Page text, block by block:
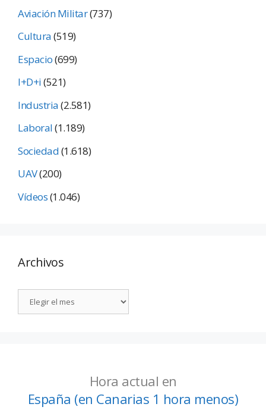
Aviación Militar(737)
Cultura(519)
Espacio(699)
I+D+i(521)
Industria(2.581)
Laboral(1.189)
Sociedad(1.618)
UAV(200)
Vídeos(1.046)
Archivos
Hora actual en
España (en Canarias 1 hora menos)